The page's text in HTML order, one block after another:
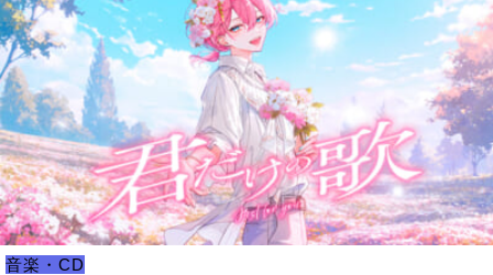
音楽・CD